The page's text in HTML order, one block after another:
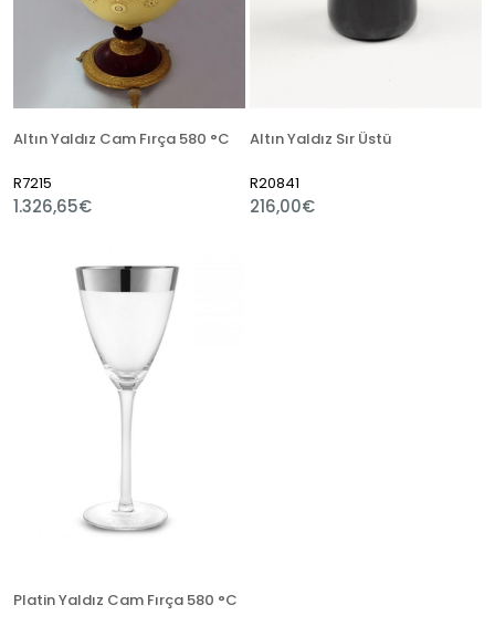
Altın Yaldız Cam Fırça 580 °C
R7215
1.326,65€
Altın Yaldız Sır Üstü
R20841
216,00€
Platin Yaldız Cam Fırça 580 °C